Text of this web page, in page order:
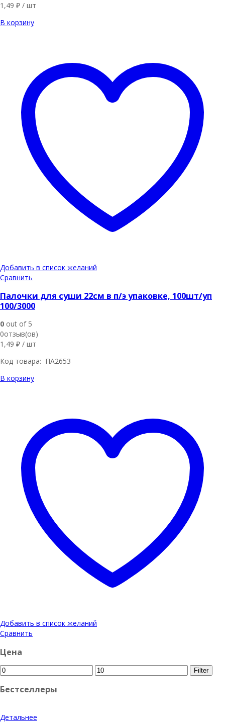
1,49 ₽ / шт
В корзину
Добавить в список желаний
Сравнить
Палочки для суши 22см в п/э упаковке, 100шт/уп
100/3000
0 out of 5
0отзыв(ов)
1,49 ₽ / шт
Код товара: ПА2653
В корзину
Добавить в список желаний
Сравнить
Цена
Filter
Бестселлеры
Детальнее